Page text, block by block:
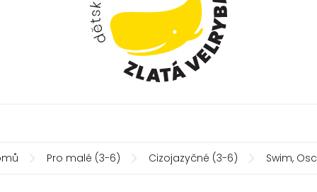
Pro malé (3-6) Cizojazyčné (3-6) Swim,